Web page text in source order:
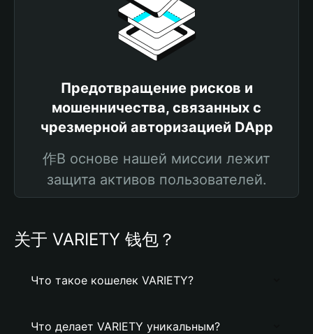
Предотвращение рисков и
мошенничества, связанных с
чрезмерной авторизацией DApp
作В основе нашей миссии лежит
защита активов пользователей.
关于 VARIETY 钱包？
Что такое кошелек VARIETY?
Что делает VARIETY уникальным?